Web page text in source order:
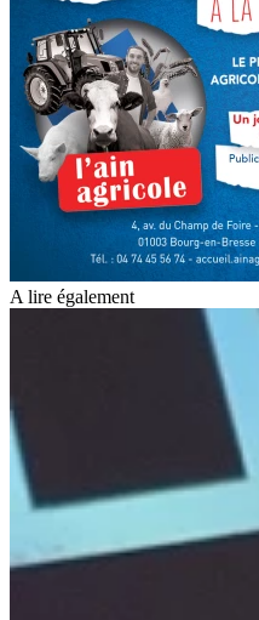
A lire également